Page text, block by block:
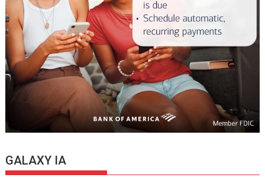
GALAXY IA